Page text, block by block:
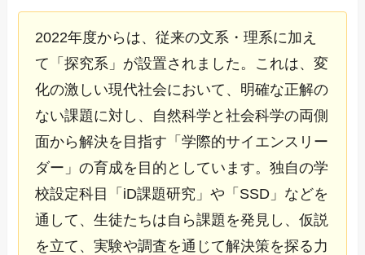
2022年度からは、従来の文系・理系に加え
て「探究系」が設置されました。これは、変
化の激しい現代社会において、明確な正解の
ない課題に対し、自然科学と社会科学の両側
面から解決を目指す「学際的サイエンスリー
ダー」の育成を目的としています。独自の学
校設定科目「iD課題研究」や「SSD」などを
通して、生徒たちは自ら課題を発見し、仮説
を立て、実験や調査を通じて解決策を探る力